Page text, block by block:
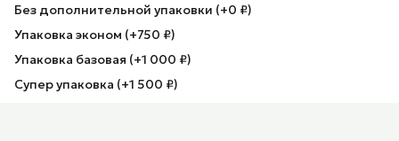
Без дополнительной упаковки (+0 ₽)
Упаковка эконом (+750 ₽)
Упаковка базовая (+1 000 ₽)
Супер упаковка (+1 500 ₽)